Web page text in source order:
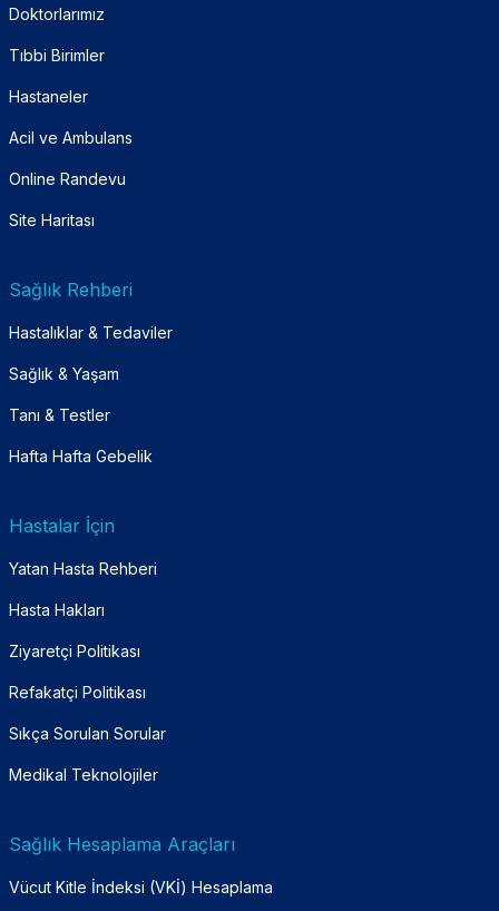
Doktorlarımız
Tıbbi Birimler
Hastaneler
Acil ve Ambulans
Online Randevu
Site Haritası
Sağlık Rehberi
Hastalıklar & Tedaviler
Sağlık & Yaşam
Tanı & Testler
Hafta Hafta Gebelik
Hastalar İçin
Yatan Hasta Rehberi
Hasta Hakları
Ziyaretçi Politikası
Refakatçi Politikası
Sıkça Sorulan Sorular
Medikal Teknolojiler
Sağlık Hesaplama Araçları
Vücut Kitle İndeksi (VKİ) Hesaplama